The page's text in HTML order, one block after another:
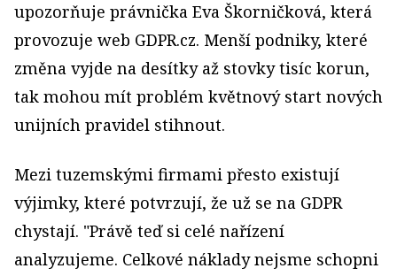
upozorňuje právnička Eva Škorničková, která
provozuje web GDPR.cz. Menší podniky, které
změna vyjde na desítky až stovky tisíc korun,
tak mohou mít problém květnový start nových
unijních pravidel stihnout.
Mezi tuzemskými firmami přesto existují
výjimky, které potvrzují, že už se na GDPR
chystají. "Právě teď si celé nařízení
analyzujeme. Celkové náklady nejsme schopni